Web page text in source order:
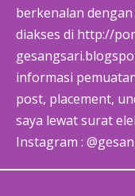
berkenalan dengan
diakses di http://
informasi
post, placement,
saya lewat surat
Instagram :